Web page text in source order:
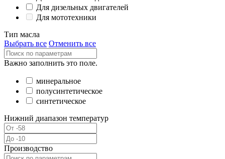
Для дизельных двигателей
Для мототехники
Тип масла
Выбрать все Отменить все
Важно заполнить это поле.
минеральное
полусинтетическое
синтетическое
Нижний диапазон температур
Производство